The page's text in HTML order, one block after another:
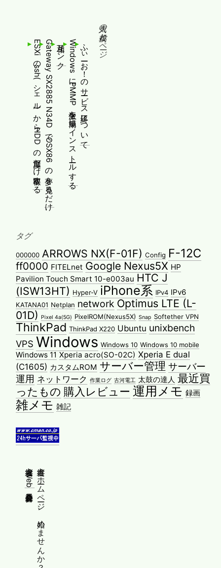
人気の投稿とページ
ふぃーお！のサービス終了について
WindowsにPMMP派生を簡単にインストールする
相互リンク
Gateway SX2885 N34DでOSX86の夢を見るだけ
ESXiのssh(シェル)からHDDの温度だけ取得する
タグ
000000 ARROWS NX(F-01F) Config F-12C
ff0000 FITELnet Google Nexus5X HP
Pavilion Touch Smart 10-e003au HTC J
(ISW13HT) Hyper-V iPhone系 IPv4 IPv6
KATANA01 Netplan network Optimus LTE (L-
01D)
Pixel 4a(5G) PixelROM(Nexus5X) Snap Softether VPN
ThinkPad ThinkPad X220 Ubuntu unixbench
VPS Windows Windows 10 Windows 10 mobile
Windows 11 Xperia acro(SO-02C) Xperia E dual
(C1605) カスタムROM サーバー管理 サーバー
運用 ネットワーク 作業ログ 古河電工 太鼓の達人 最近買
ったもの 購入レビュー 運用メモ 録画
雑メモ 雑記
縦書きホームページ、始めませんか？
縦書きWeb普及委員会